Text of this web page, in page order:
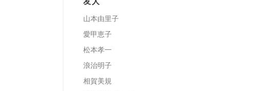
ー
山本由里子
愛甲恵子
松本孝一
浪治明子
相賀美規